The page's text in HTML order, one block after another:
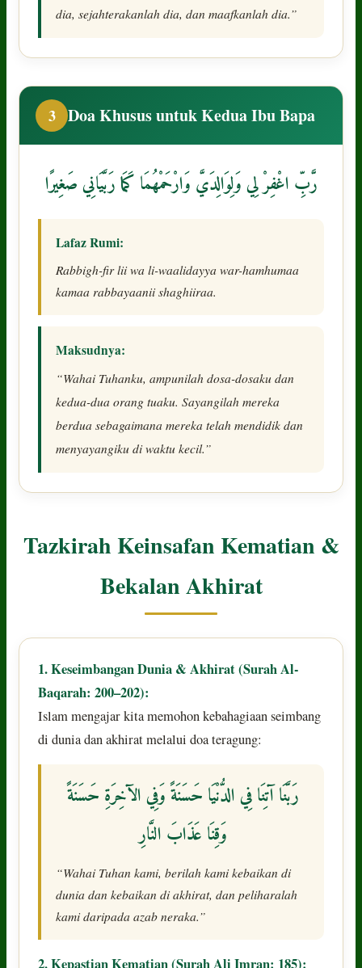
dia, sejahterakanlah dia, dan maafkanlah dia.”
3 Doa Khusus untuk Kedua Ibu Bapa
رَّبِّ اغْفِرْ لِي وَلِوَالِدَيَّ وَارْحَمْهُمَا كَمَا رَبَّيَانِي صَغِيرًا
Lafaz Rumi:
Rabbigh-fir lii wa li-waalidayya war-hamhumaa
kamaa rabbayaanii shaghiiraa.
Maksudnya:
“Wahai Tuhanku, ampunilah dosa-dosaku dan
kedua-dua orang tuaku. Sayangilah mereka
berdua sebagaimana mereka telah mendidik dan
menyayangiku di waktu kecil.”
Tazkirah Keinsafan Kematian &
Bekalan Akhirat
1. Keseimbangan Dunia & Akhirat (Surah Al-
Baqarah: 200–202):
Islam mengajar kita memohon kebahagiaan seimbang
di dunia dan akhirat melalui doa teragung:
رَبَّنَا آتِنَا فِي الدُّنْيَا حَسَنَةً وَفِي الآخِرَةِ حَسَنَةً
وَقِنَا عَذَابَ النَّارِ
“Wahai Tuhan kami, berilah kami kebaikan di
dunia dan kebaikan di akhirat, dan peliharalah
kami daripada azab neraka.”
2. Kepastian Kematian (Surah Ali Imran: 185):